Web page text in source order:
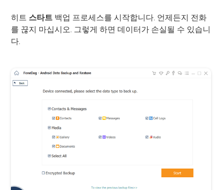
히트 스타트 백업 프로세스를 시작합니다. 언제든지 전화
를 끊지 마십시오. 그렇게 하면 데이터가 손실될 수 있습니
다.